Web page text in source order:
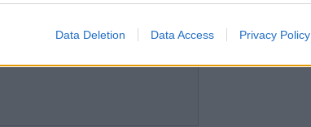
Data Deletion Data Access Privacy Policy